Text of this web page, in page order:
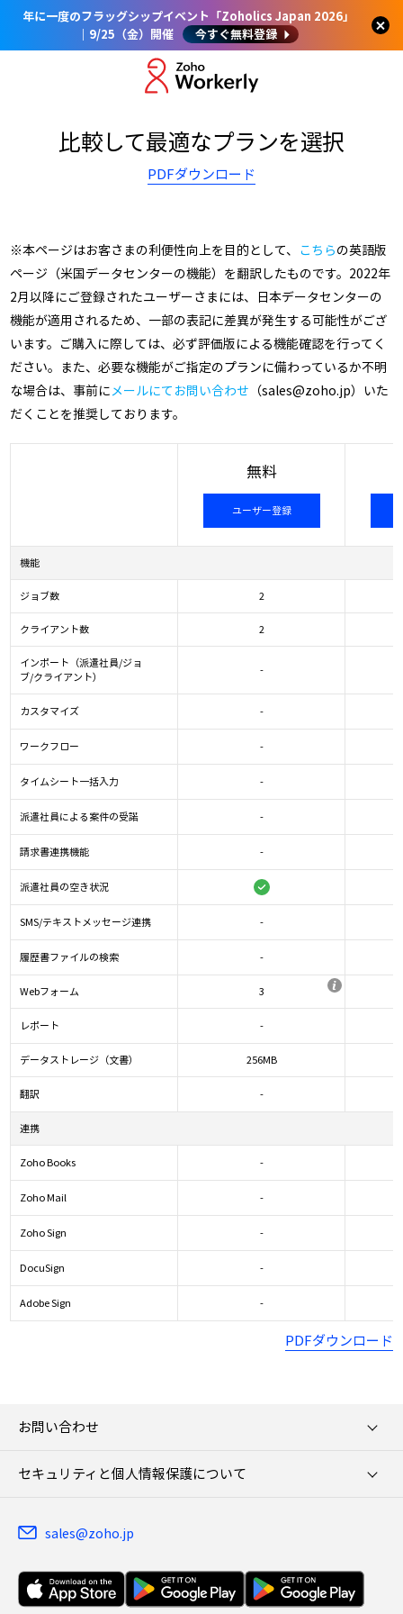
年に一度のフラッグシップイベント「Zoholics Japan 2026」
｜9/25（金）開催
今すぐ無料登録
比較して最適なプランを選択
PDFダウンロード
※本ページはお客さまの利便性向上を目的として、 こちらの英語版
ページ（米国データセンターの機能）を翻訳したものです。2022年
2月以降にご登録されたユーザーさまには、日本データセンターの
機能が適用されるため、一部の表記に差異が発生する可能性がござ
います。ご購入に際しては、必ず評価版による機能確認を行ってく
ださい。また、必要な機能がご指定のプランに備わっているか不明
な場合は、事前にメールにてお問い合わせ （sales@zoho.jp）いた
だくことを推奨しております。
無料
無料
ユーザー登録
機能
ジョブ数 2
クライアント数 2
インポート（派遣社員/ジョ
ブ/クライアント）
-
カスタマイズ -
ワークフロー -
タイムシート一括入力 -
派遣社員による案件の受諾 -
請求書連携機能 -
派遣社員の空き状況
SMS/テキストメッセージ連携 -
履歴書ファイルの検索 -
Webフォーム 3
レポート -
データストレージ（文書） 256MB
翻訳 -
連携
Zoho Books -
Zoho Mail -
Zoho Sign -
DocuSign -
Adobe Sign -
PDFダウンロード
お問い合わせ
セキュリティと個人情報保護について
sales@zoho.jp